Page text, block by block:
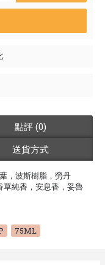
點評 (0)
送貨方式
，波斯樹脂，勞丹
草純香，安息香，妥魯
75ML